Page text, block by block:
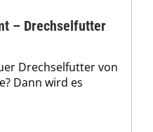
– Drechselfutter
Drechselfutter von
Dann wird es